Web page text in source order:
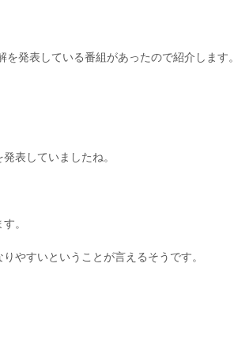
発表している番組があったので紹介します。
表していましたね。
。
やすいということが言えるそうです。